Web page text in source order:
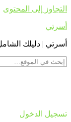
التجاوز إلى المحتوى
أسرتي
أسرتي | دليلك
تسجيل الدخول